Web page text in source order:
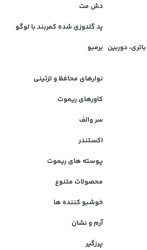
دش مت
پد گلدوزی شده کمربند با لوگو
دوربین برمبو
نوارهای محافظ و تزئینی
کاورهای ریموت
سر والف
اکستندر
پوسته های ریموت
محصولات متنوع
خوشبو کننده ها
آرم و نشان
پرزگیر